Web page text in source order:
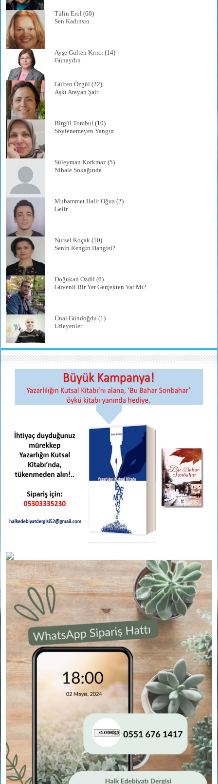
Tülin Erol (60)
Sen Kadınsın
Ayşe Gülten Kırıcı (14)
Günaydın
Gülten Özgül (22)
Aşkı Arayan Şair
Birgül Tombul (10)
Söylenemeyen Yangın
Süleyman Korkmaz (5)
Nihale Sokağında
Muhammet Halit Oğuz (2)
Gelir
Nursel Koçak (10)
Senin Rengin Hangisi?
Doğukan Özdil (6)
Güvenli Bir Yer Gerçekten Var Mı?
Ünal Gündoğdu (1)
Üfleyenler